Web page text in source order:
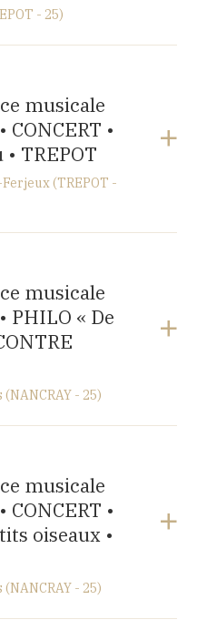
- 25)
Trépot
musicale
•
TREPOT
(TREPOT -
musicale
PHILO « De
- 25)
musicale
•
oiseaux •
- 25)